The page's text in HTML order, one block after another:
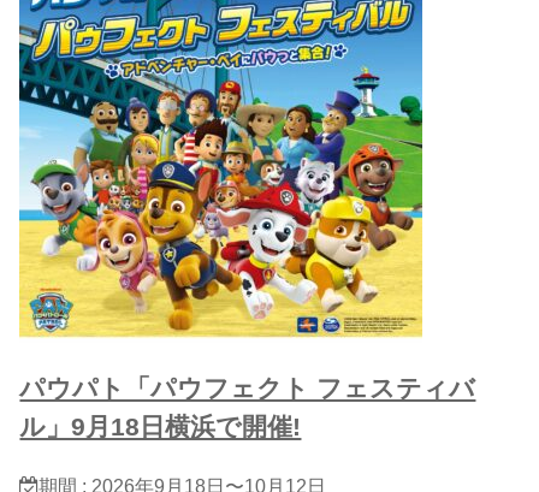
パウパト「パウフェクト フェスティバ
ル」9月18日横浜で開催!
期間 : 2026年9月18日〜10月12日